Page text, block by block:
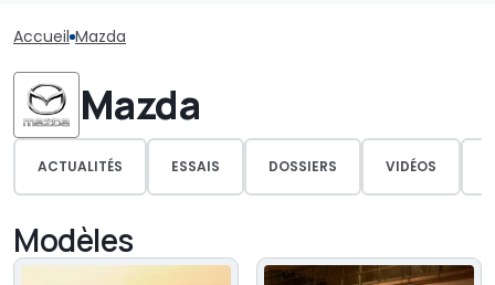
Accueil Mazda
Mazda
ACTUALITÉS ESSAIS DOSSIERS VIDÉOS
Modèles